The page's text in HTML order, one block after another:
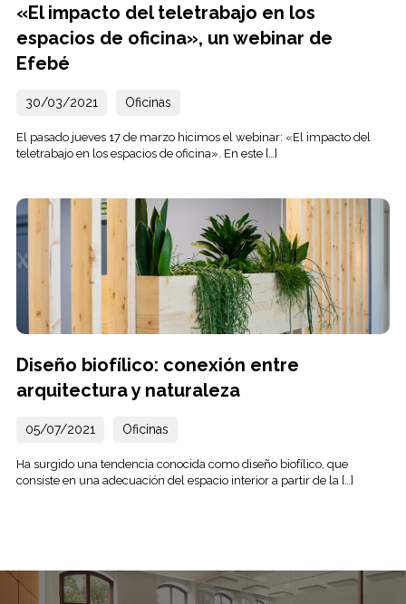
«El impacto del teletrabajo en los
espacios de oficina», un webinar de
Efebé
30/03/2021 Oficinas
El pasado jueves 17 de marzo hicimos el webinar: «El impacto del
teletrabajo en los espacios de oficina». En este […]
Diseño biofílico: conexión entre
arquitectura y naturaleza
05/07/2021 Oficinas
Ha surgido una tendencia conocida como diseño biofílico, que
consiste en una adecuación del espacio interior a partir de la […]